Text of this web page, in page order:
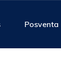
Posventa